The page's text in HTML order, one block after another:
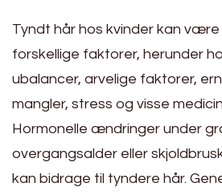
Tyndt hår hos kvinder kan
forskellige faktorer, herunder
ubalancer, arvelige faktorer,
mangler, stress og visse
Hormonelle ændringer under
overgangsalder eller
kan bidrage til tyndere hår.